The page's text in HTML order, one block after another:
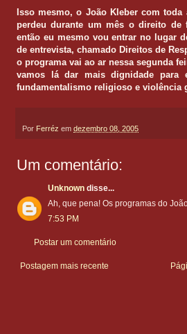
Isso mesmo, o João Kleber com
perdeu durante um mês o direito
então eu mesmo vou entrar no lugar
de entrevista, chamado Direitos de
o programa vai ao ar nessa segunda
vamos lá dar mais dignidade
fundamentalismo religioso e violência
Por Ferréz em dezembro 08, 2005
Um comentário:
Unknown disse...
Ah, que pena! Os programas do
7:53 PM
Postar um comentário
Postagem mais recente